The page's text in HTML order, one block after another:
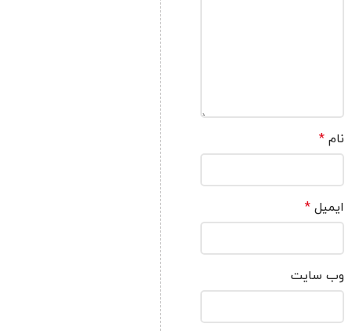
نام *
ایمیل *
وب‌ سایت